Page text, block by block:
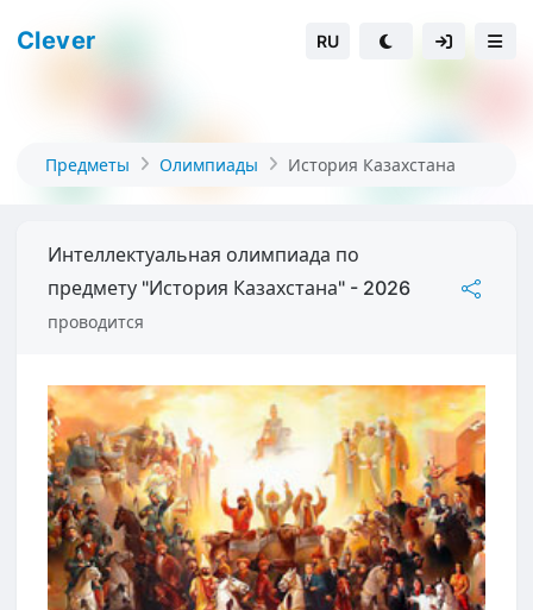
Clever RU
Предметы Олимпиады История Казахстана
Интеллектуальная олимпиада по
предмету "История Казахстана" - 2026
проводится